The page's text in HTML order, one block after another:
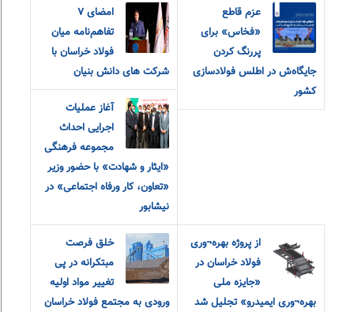
عزم قاطع
«فخاس» برای
پررنگ کردن
جایگاه‌ش در اطلس فولادسازی
کشور
امضای ۷
تفاهم‌نامه میان
فولاد خراسان با
شرکت های دانش بنیان
آغاز عملیات
اجرایی احداث
مجموعه فرهنگی
«ایثار و شهادت» با حضور وزیر
«تعاون، کار و‌رفاه اجتماعی» در
نیشابور
از پروژه بهره¬وری
فولاد خراسان در
«جایزه ملی
بهره¬وری ایمیدرو» تجلیل شد
خلق فرصت
مبتکرانه در پی
تغییر مواد اولیه
ورودی به مجتمع فولاد خراسان